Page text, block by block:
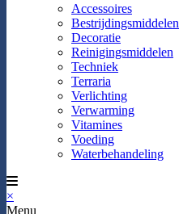
Accessoires
Bestrijdingsmiddelen
Decoratie
Reinigingsmiddelen
Techniek
Terraria
Verlichting
Verwarming
Vitamines
Voeding
Waterbehandeling
×
Menu